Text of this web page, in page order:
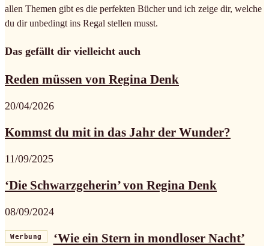
allen Themen gibt es die perfekten Bücher und ich zeige dir, welche
du dir unbedingt ins Regal stellen musst.
Das gefällt dir vielleicht auch
Reden müssen von Regina Denk
20/04/2026
Kommst du mit in das Jahr der Wunder?
11/09/2025
‘Die Schwarzgeherin’ von Regina Denk
08/09/2024
Werbung
‘Wie ein Stern in mondloser Nacht’